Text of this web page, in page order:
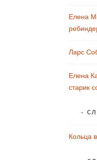
Елена
Ларс
Елена
старик
Кольца